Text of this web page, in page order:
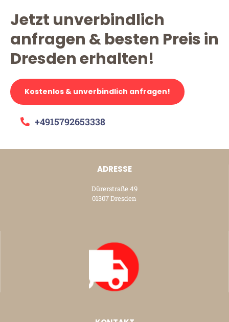
Jetzt unverbindlich
anfragen & besten Preis in
Dresden erhalten!
Kostenlos & unverbindlich anfragen!
+4915792653338
ADRESSE
Dürerstraße 49
01307 Dresden